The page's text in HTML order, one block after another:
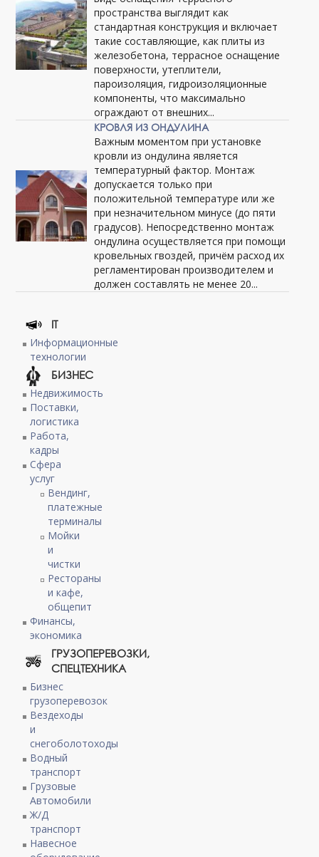
пространства выглядит как
стандартная конструкция и включает
такие составляющие, как плиты из
железобетона, террасное оснащение
поверхности, утеплители,
пароизоляция, гидроизоляционные
компоненты, что максимально
ограждают от внешних...
КРОВЛЯ ИЗ ОНДУЛИНА
Важным моментом при установке
кровли из ондулина является
температурный фактор. Монтаж
допускается только при
положительной температуре или же
при незначительном минусе (до пяти
градусов). Непосредственно монтаж
ондулина осуществляется при помощи
кровельных гвоздей, причём расход их
регламентирован производителем и
должен составлять не менее 20...
IT
Информационные
технологии
БИЗНЕС
Недвижимость
Поставки,
логистика
Работа,
кадры
Сфера
услуг
Вендинг,
платежные
терминалы
Мойки
и
чистки
Рестораны
и кафе,
общепит
Финансы,
экономика
ГРУЗОПЕРЕВОЗКИ,
СПЕЦТЕХНИКА
Бизнес
грузоперевозок
Вездеходы
и
снегоболотоходы
Водный
транспорт
Грузовые
Автомобили
Ж/Д
транспорт
Навесное